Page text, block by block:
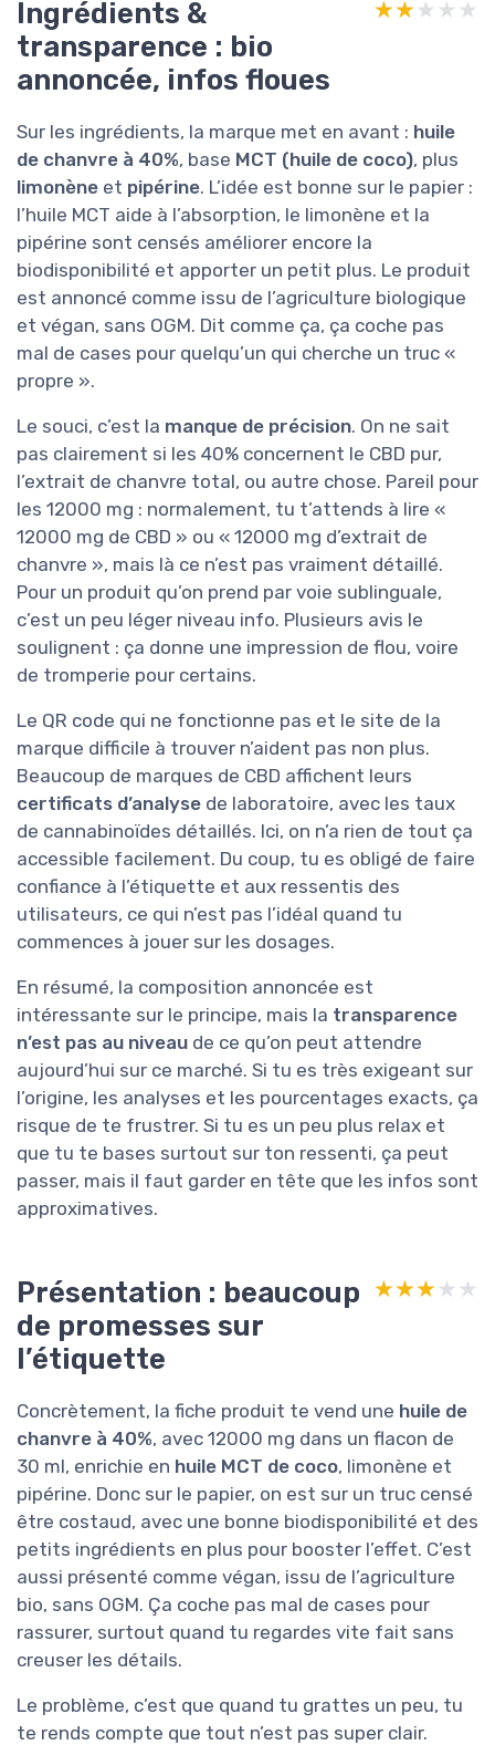
Ingrédients &
transparence : bio
annoncée, infos floues
★★★★★
★★★★★
Sur les ingrédients, la marque met en avant : huile
de chanvre à 40%, base MCT (huile de coco), plus
limonène et pipérine. L’idée est bonne sur le papier :
l’huile MCT aide à l’absorption, le limonène et la
pipérine sont censés améliorer encore la
biodisponibilité et apporter un petit plus. Le produit
est annoncé comme issu de l’agriculture biologique
et végan, sans OGM. Dit comme ça, ça coche pas
mal de cases pour quelqu’un qui cherche un truc «
propre ».
Le souci, c’est la manque de précision. On ne sait
pas clairement si les 40% concernent le CBD pur,
l’extrait de chanvre total, ou autre chose. Pareil pour
les 12000 mg : normalement, tu t’attends à lire «
12000 mg de CBD » ou « 12000 mg d’extrait de
chanvre », mais là ce n’est pas vraiment détaillé.
Pour un produit qu’on prend par voie sublinguale,
c’est un peu léger niveau info. Plusieurs avis le
soulignent : ça donne une impression de flou, voire
de tromperie pour certains.
Le QR code qui ne fonctionne pas et le site de la
marque difficile à trouver n’aident pas non plus.
Beaucoup de marques de CBD affichent leurs
certificats d’analyse de laboratoire, avec les taux
de cannabinoïdes détaillés. Ici, on n’a rien de tout ça
accessible facilement. Du coup, tu es obligé de faire
confiance à l’étiquette et aux ressentis des
utilisateurs, ce qui n’est pas l’idéal quand tu
commences à jouer sur les dosages.
En résumé, la composition annoncée est
intéressante sur le principe, mais la transparence
n’est pas au niveau de ce qu’on peut attendre
aujourd’hui sur ce marché. Si tu es très exigeant sur
l’origine, les analyses et les pourcentages exacts, ça
risque de te frustrer. Si tu es un peu plus relax et
que tu te bases surtout sur ton ressenti, ça peut
passer, mais il faut garder en tête que les infos sont
approximatives.
Présentation : beaucoup
de promesses sur
l’étiquette
★★★★★
★★★★★
Concrètement, la fiche produit te vend une huile de
chanvre à 40%, avec 12000 mg dans un flacon de
30 ml, enrichie en huile MCT de coco, limonène et
pipérine. Donc sur le papier, on est sur un truc censé
être costaud, avec une bonne biodisponibilité et des
petits ingrédients en plus pour booster l’effet. C’est
aussi présenté comme végan, issu de l’agriculture
bio, sans OGM. Ça coche pas mal de cases pour
rassurer, surtout quand tu regardes vite fait sans
creuser les détails.
Le problème, c’est que quand tu grattes un peu, tu
te rends compte que tout n’est pas super clair.